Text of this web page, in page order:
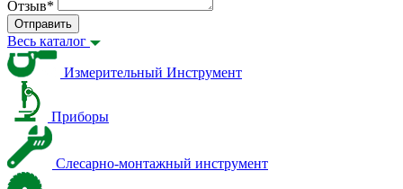
Отзыв*
Отправить
Весь каталог
Измерительный Инструмент
Приборы
Слесарно-монтажный инструмент